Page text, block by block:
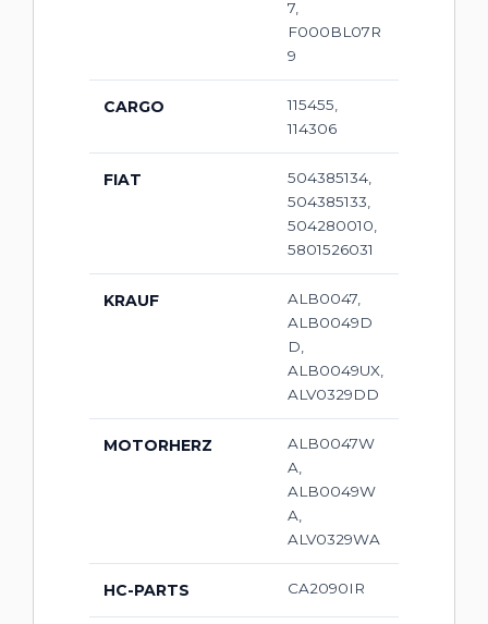
7,
F000BL07R
9
CARGO
115455,
114306
FIAT
504385134,
504385133,
504280010,
5801526031
KRAUF
ALB0047,
ALB0049D
D,
ALB0049UX,
ALV0329DD
MOTORHERZ
ALB0047W
A,
ALB0049W
A,
ALV0329WA
HC-PARTS CA2090IR